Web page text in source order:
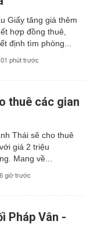
Giấy tăng giá thêm
hợp đồng thuê,
định tìm phòng...
01 phút trước
thuê các gian
Thái sẽ cho thuê
giá 2 triệu
Mang về...
6 giờ trước
Pháp Vân -